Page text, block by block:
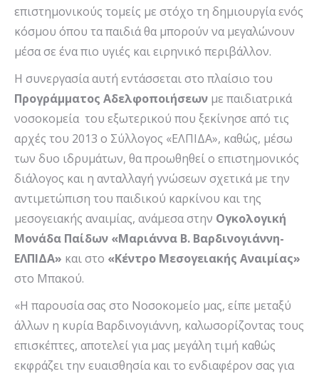
επιστημονικούς τομείς με στόχο τη δημιουργία ενός
κόσμου όπου τα παιδιά θα μπορούν να μεγαλώνουν
μέσα σε ένα πιο υγιές και ειρηνικό περιβάλλον.
Η συνεργασία αυτή εντάσσεται στο πλαίσιο του
Προγράμματος Αδελφοποιήσεων με παιδιατρικά
νοσοκομεία του εξωτερικού που ξεκίνησε από τις
αρχές του 2013 ο Σύλλογος «ΕΛΠΙΔΑ», καθώς, μέσω
των δυο ιδρυμάτων, θα προωθηθεί ο επιστημονικός
διάλογος και η ανταλλαγή γνώσεων σχετικά με την
αντιμετώπιση του παιδικού καρκίνου και της
μεσογειακής αναιμίας, ανάμεσα στην Ογκολογική
Μονάδα Παίδων «Μαριάννα Β. Βαρδινογιάννη-
ΕΛΠΙΔΑ» και στο «Κέντρο Μεσογειακής Αναιμίας»
στο Μπακού.
«Η παρουσία σας στο Νοσοκομείο μας, είπε μεταξύ
άλλων η κυρία Βαρδινογιάννη, καλωσορίζοντας τους
επισκέπτες, αποτελεί για μας μεγάλη τιμή καθώς
εκφράζει την ευαισθησία και το ενδιαφέρον σας για